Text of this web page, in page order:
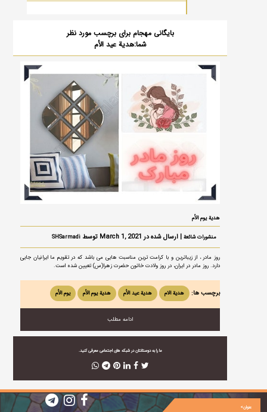
بایگانی مهجام برای برچسب مورد نظر
شما:هدية عید الأم
هدية یوم الأم
منشورات شائعة | ارسال شده در March 1, 2021 توسط SHSarmadi
روز مادر ، از زیباترین و با کرامت ترین مناسبت هایی می باشد که در تقویم ما ایرانیان جایی
دارد. روز مادر در ایران، در روز ولادت خاتون حضرت زهرا(س) تعیین شده است.
برچسب ها: هدية الام هدية عید الأم هدية یوم الأم یوم الأم
ادامه مطلب
ما را به دوستانتان در شبکه های اجتماعی معرفی کنید.
عنوان>